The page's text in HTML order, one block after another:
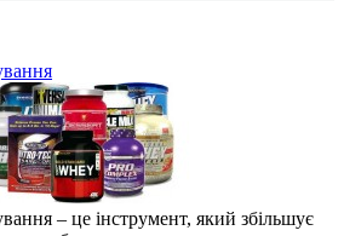
– це інструмент, який збільшує